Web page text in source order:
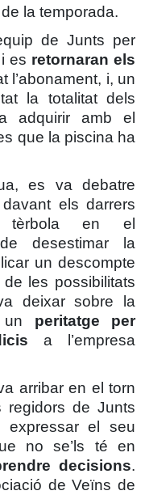
la temporada.
de Junts per
es retornaran els
l’abonament, i, un
la totalitat dels
adquirir amb el
que la piscina ha
es va debatre
els darrers
tèrbola en el
desestimar la
un descompte
les possibilitats
deixar sobre la
un peritatge per
a l’empresa
arribar en el torn
de Junts
expressar el seu
no se’ls té en
decisions.
de Veïns de